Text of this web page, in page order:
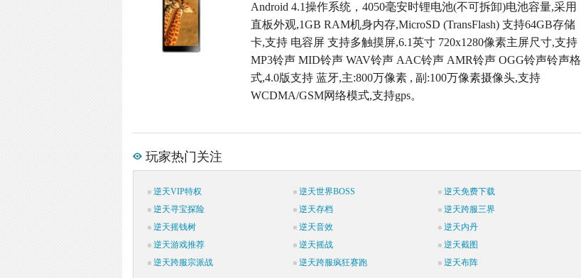
Android 4.1操作系统，4050毫安时锂电池(不可拆卸)电池容量,采用
直板外观,1GB RAM机身内存,MicroSD (TransFlash) 支持64GB存储
卡,支持 电容屏 支持多触摸屏,6.1英寸 720x1280像素主屏尺寸,支持
MP3铃声 MID铃声 WAV铃声 AAC铃声 AMR铃声 OGG铃声铃声格
式,4.0版支持 蓝牙,主:800万像素 , 副:100万像素摄像头,支持
WCDMA/GSM网络模式,支持gps。
玩家热门关注
逆天VIP特权 逆天世界BOSS
逆天免费下载
逆天寻宝探险
逆天存档
逆天跨服三界
逆天摇钱树
逆天音效
逆天内丹
逆天游戏推荐
逆天摇战
逆天截图
逆天跨服宗派战
逆天跨服疯狂赛跑 逆天布阵